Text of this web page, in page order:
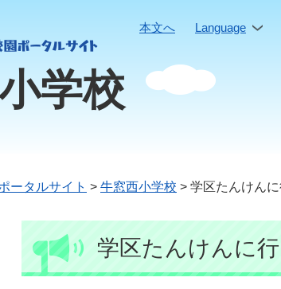
学校
本文へ Language
ータルサイト > 牛窓西小学校 > 学区たんけん
文
学区たんけんに